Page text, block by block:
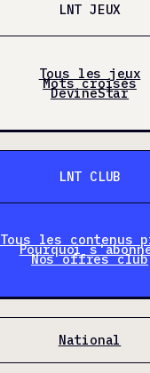
LNT JEUX
Tous les jeux
Mots croisés
DevineStar
LNT CLUB
Tous les contenus
Pourquoi
Nos offres club
National